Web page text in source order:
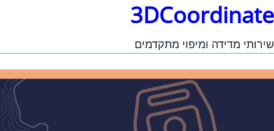
3DCoordinate
שירותי מדידה ומיפוי מתקדמים